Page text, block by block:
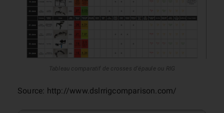
Tableau comparatif de crosses d'épaule ou RIG
Source: http://www.dslrrigcomparison.com/